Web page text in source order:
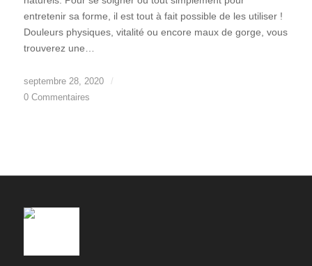
entretenir sa forme, il est tout à fait possible de les utiliser !
Douleurs physiques, vitalité ou encore maux de gorge, vous
trouverez une…
septembre 28, 2020
/
0 Commentaires